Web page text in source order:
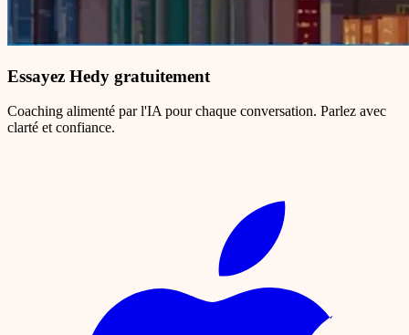
Essayez Hedy gratuitement
Coaching alimenté par l'IA pour chaque conversation. Parlez avec
clarté et confiance.